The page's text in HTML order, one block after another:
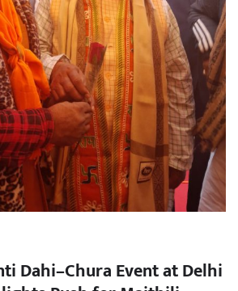
Dahi–Chura Event at Delhi